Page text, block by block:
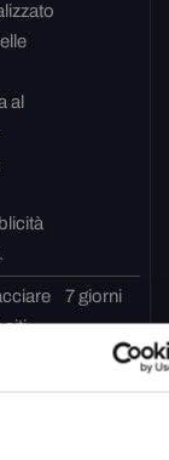
al
siti
7 giorni